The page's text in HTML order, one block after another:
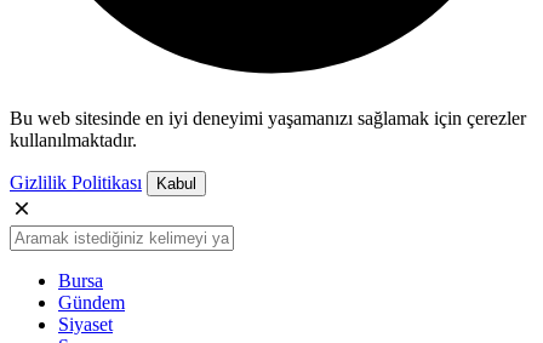
Bu web sitesinde en iyi deneyimi yaşamanızı sağlamak için çerezler
kullanılmaktadır.
Gizlilik Politikası Kabul
Bursa
Gündem
Siyaset